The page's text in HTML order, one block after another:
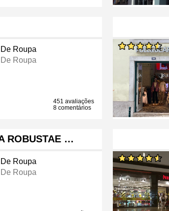
Roupa
Roupa
451 avaliações
8 comentários
ROBUSTAE …
Roupa
Roupa